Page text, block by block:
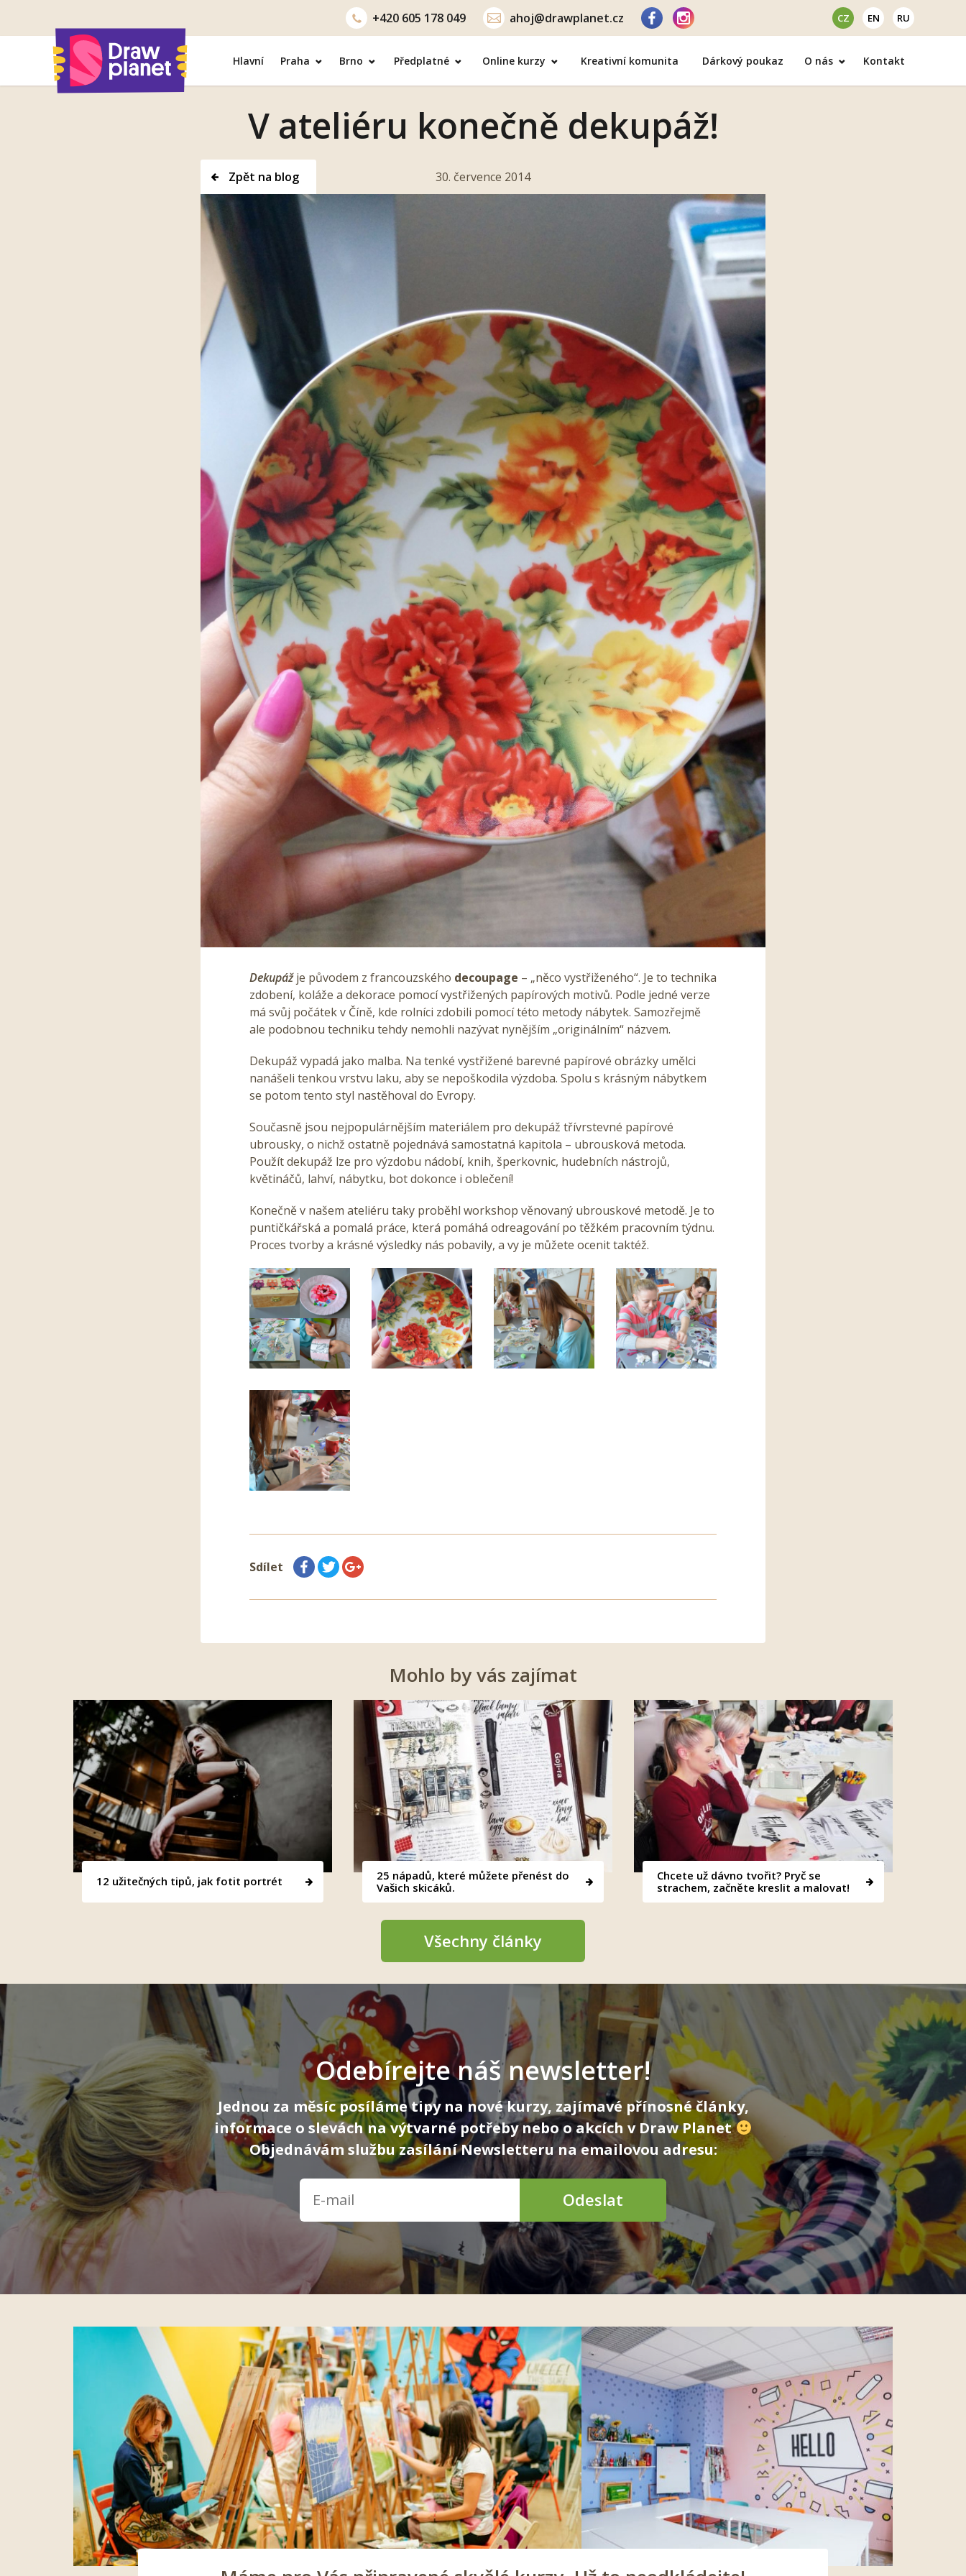
+420 605 178 049 ahoj@drawplanet.cz CZ EN RU
Hlavní Praha Brno Předplatné Online kurzy Kreativní komunita Dárkový poukaz O nás Kontakt
V ateliéru konečně dekupáž!
30. července 2014
Zpět na blog
Dekupážje původem z francouzského decoupage – „něco vystřiženého“. Je to technika
zdobení, koláže a dekorace pomocí vystřižených papírových motivů. Podle jedné verze
má svůj počátek v Číně, kde rolníci zdobili pomocí této metody nábytek. Samozřejmě
ale podobnou techniku tehdy nemohli nazývat nynějším „originálním“ názvem.
Dekupáž vypadá jako malba. Na tenké vystřižené barevné papírové obrázky umělci
nanášeli tenkou vrstvu laku, aby se nepoškodila výzdoba. Spolu s krásným nábytkem
se potom tento styl nastěhoval do Evropy.
Současně jsou nejpopulárnějším materiálem pro dekupáž třívrstevné papírové
ubrousky, o nichž ostatně pojednává samostatná kapitola – ubrousková metoda.
Použít dekupáž lze pro výzdobu nádobí, knih, šperkovnic, hudebních nástrojů,
květináčů, lahví, nábytku, bot dokonce i oblečení!
Konečně v našem ateliéru taky proběhl workshop věnovaný ubrouskové metodě. Je to
puntičkářská a pomalá práce, která pomáhá odreagování po těžkém pracovním týdnu.
Proces tvorby a krásné výsledky nás pobavily, a vy je můžete ocenit taktéž.
Sdílet
Mohlo by vás zajímat
12 užitečných tipů, jak fotit portrét
25 nápadů, které můžete přenést do
Vašich skicáků.
Chcete už dávno tvořit? Pryč se
strachem, začněte kreslit a malovat!
Všechny články
Odebírejte náš newsletter!
Jednou za měsíc posíláme tipy na nové kurzy, zajímavé přínosné články,
informace o slevách na výtvarné potřeby nebo o akcích v Draw Planet
Objednávám službu zasílání Newsletteru na emailovou adresu:
Odeslat